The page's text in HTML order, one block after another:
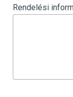
Rendelési